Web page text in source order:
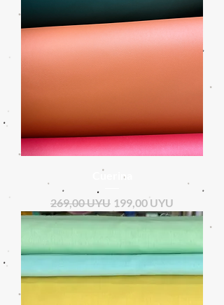
Cuerina
Precio
269,00 UYU Precio de oferta
199,00 UYU